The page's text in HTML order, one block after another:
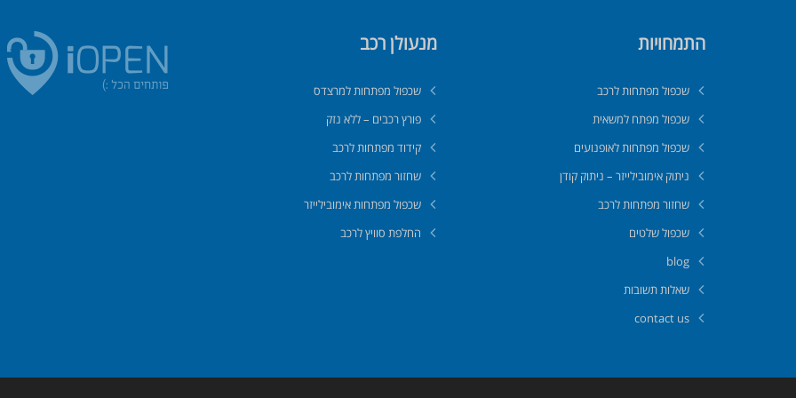
התמחויות
שכפול מפתחות לרכב
שכפול מפתח למשאית
שכפול מפתחות לאופנועים
ניתוק אימובילייזר – ניתוק קודן
שחזור מפתחות לרכב
שכפול שלטים
blog
שאלות תשובות
contact us
מנעולן רכב
שכפול מפתחות למרצדס
פורץ רכבים – ללא נזק
קידוד מפתחות לרכב
שחזור מפתחות לרכב
שכפול מפתחות אימובילייזר
החלפת סוויץ לרכב